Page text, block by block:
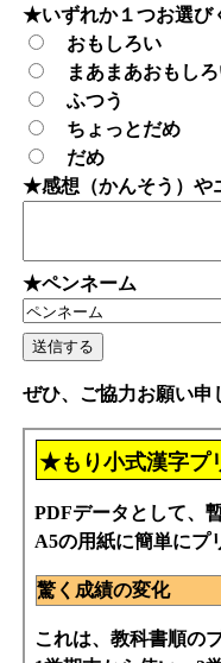
★いずれか１つお選び
おもしろい
まあまあおもしろ
ふつう
ちょっとだめ
だめ
★感想（かんそう）や
★ペンネーム
ぜひ、ご協力お願い申